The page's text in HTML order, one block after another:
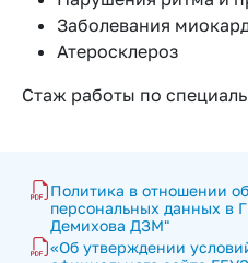
Заболевания
Атеросклероз
Стаж работы по
Политика в отношении
персональных данных в
Демихова ДЗМ"
«Об утверждении